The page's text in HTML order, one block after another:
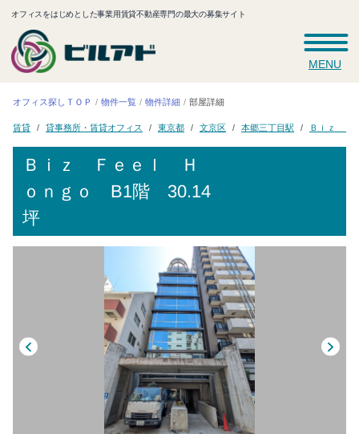
オフィスをはじめとした事業用賃貸不動産専門の最大の募集サイト
MENU
オフィス探しＴＯＰ 物件一覧 物件詳細 部屋詳細
賃貸 貸事務所・賃貸オフィス 東京都 文京区 本郷三丁目駅 Ｂｉｚ Ｆ
Ｂｉｚ Ｆｅｅｌ Ｈ
ｏｎｇｏ B1階 30.14
坪